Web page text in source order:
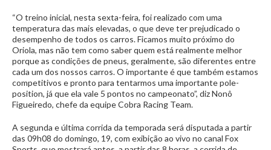
“O treino inicial, nesta sexta-feira, foi realizado com uma
temperatura das mais elevadas, o que deve ter prejudicado o
desempenho de todos os carros. Ficamos muito próximo do
Oriola, mas não tem como saber quem está realmente melhor
porque as condições de pneus, geralmente, são diferentes entre
cada um dos nossos carros. O importante é que também estamos
competitivos e pronto para tentarmos uma importante pole-
position, já que ela vale 5 pontos no campeonato”, diz Nonô
Figueiredo, chefe da equipe Cobra Racing Team.
A segunda e última corrida da temporada será disputada a partir
das 09h08 do domingo, 19, com exibição ao vivo no canal Fox